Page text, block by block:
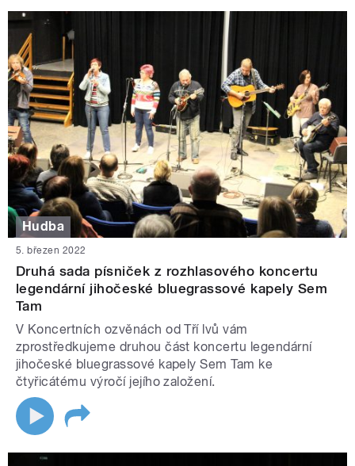
Hudba
5. březen 2022
Druhá sada písniček z rozhlasového koncertu
legendární jihočeské bluegrassové kapely Sem
Tam
V Koncertních ozvěnách od Tří lvů vám
zprostředkujeme druhou část koncertu legendární
jihočeské bluegrassové kapely Sem Tam ke
čtyřicátému výročí jejího založení.